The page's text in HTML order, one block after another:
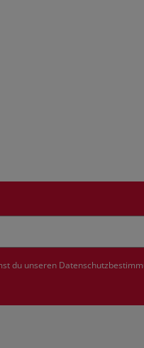
du unseren